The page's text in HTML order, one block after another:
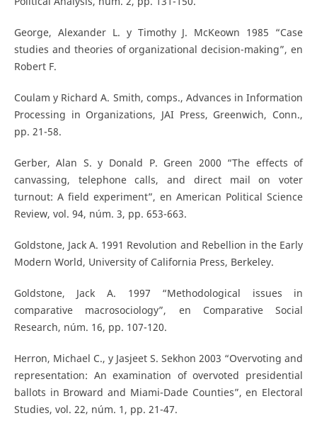
George, Alexander L. y Timothy J. McKeown 1985 “Case
studies and theories of organizational decision-making”, en
Robert F.
Coulam y Richard A. Smith, comps., Advances in Information
Processing in Organizations, JAI Press, Greenwich, Conn.,
pp. 21-58.
Gerber, Alan S. y Donald P. Green 2000 “The effects of
canvassing, telephone calls, and direct mail on voter
turnout: A field experiment”, en American Political Science
Review, vol. 94, núm. 3, pp. 653-663.
Goldstone, Jack A. 1991 Revolution and Rebellion in the Early
Modern World, University of California Press, Berkeley.
Goldstone, Jack A. 1997 “Methodological issues in
comparative macrosociology”, en Comparative Social
Research, núm. 16, pp. 107-120.
Herron, Michael C., y Jasjeet S. Sekhon 2003 “Overvoting and
representation: An examination of overvoted presidential
ballots in Broward and Miami-Dade Counties”, en Electoral
Studies, vol. 22, núm. 1, pp. 21-47.